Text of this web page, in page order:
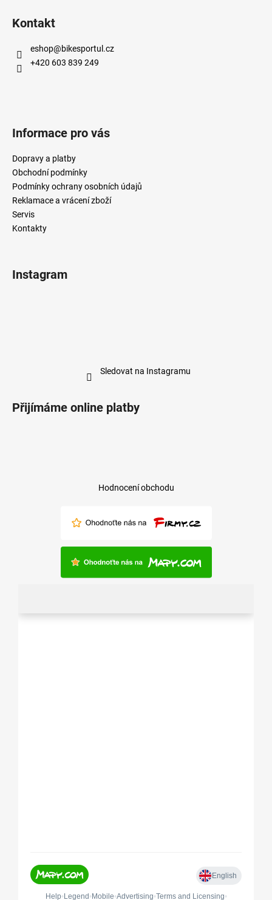
Kontakt
eshop@bikesportul.cz
+420 603 839 249
Informace pro vás
Dopravy a platby
Obchodní podmínky
Podmínky ochrany osobních údajů
Reklamace a vrácení zboží
Servis
Kontakty
Instagram
Sledovat na Instagramu
Přijímáme online platby
Hodnocení obchodu